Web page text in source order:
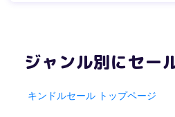
ジャンル別にセー
キンドルセール トップページ